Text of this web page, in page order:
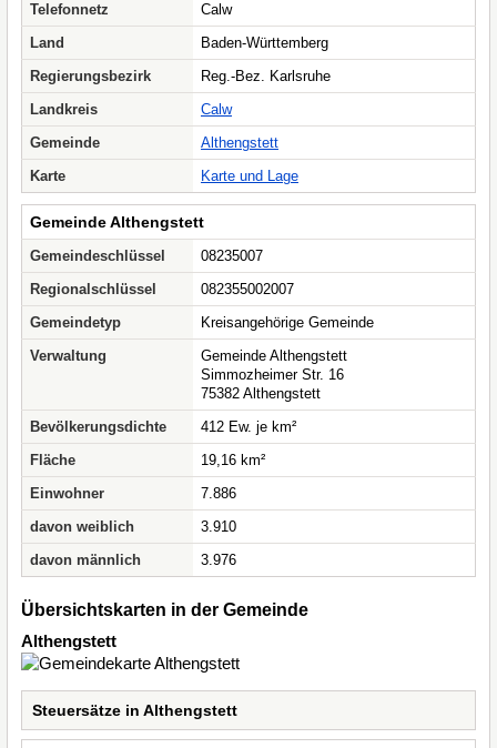
Telefonnetz
Calw
Land
Baden-Württemberg
Regierungsbezirk
Reg.-Bez. Karlsruhe
Landkreis
Calw
Gemeinde
Althengstett
Karte
Karte und Lage
Gemeinde Althengstett
Gemeindeschlüssel
08235007
Regionalschlüssel
082355002007
Gemeindetyp
Kreisangehörige Gemeinde
Verwaltung
Gemeinde Althengstett
Simmozheimer Str. 16
75382 Althengstett
Bevölkerungsdichte
412 Ew. je km²
Fläche
19,16 km²
Einwohner
7.886
davon weiblich
3.910
davon männlich
3.976
Übersichtskarten in der Gemeinde
Althengstett
Steuersätze in Althengstett